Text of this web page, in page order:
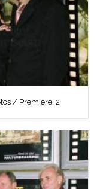
/ Premiere, 2